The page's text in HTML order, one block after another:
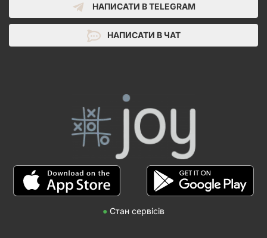
НАПИСАТИ В TELEGRAM
НАПИСАТИ В ЧАТ
● Стан сервісів